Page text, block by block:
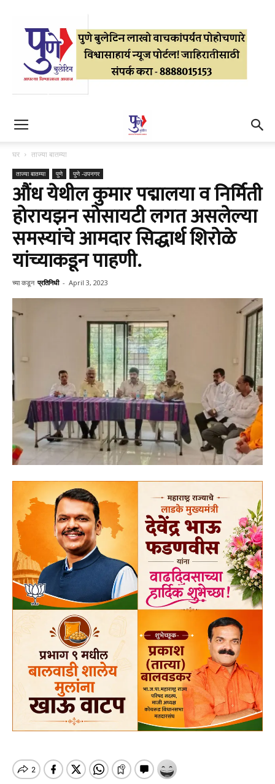
घर ताज्या बातम्या
ताज्या बातम्या पुणे पुणे -उपनगर
औंध येथील कुमार पद्मालया व निर्मिती
होरायझन सोसायटी लगत असलेल्या
समस्यांचे आमदार सिद्धार्थ शिरोळे
यांच्याकडून पाहणी.
च्या कडून प्रतिनिधी - April 3, 2023